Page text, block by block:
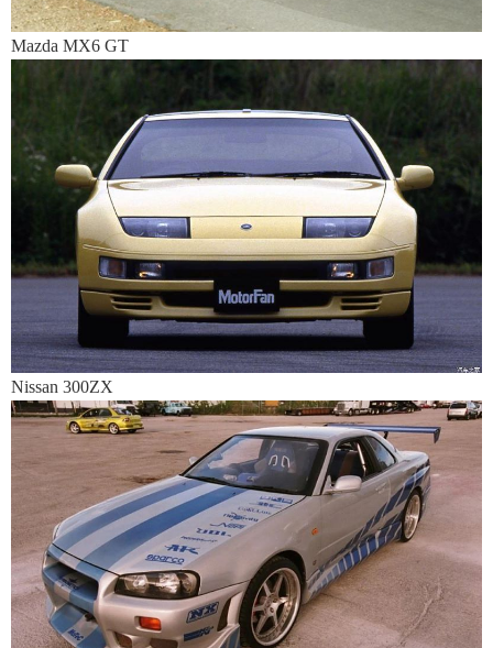
Mazda MX6 GT
Nissan 300ZX